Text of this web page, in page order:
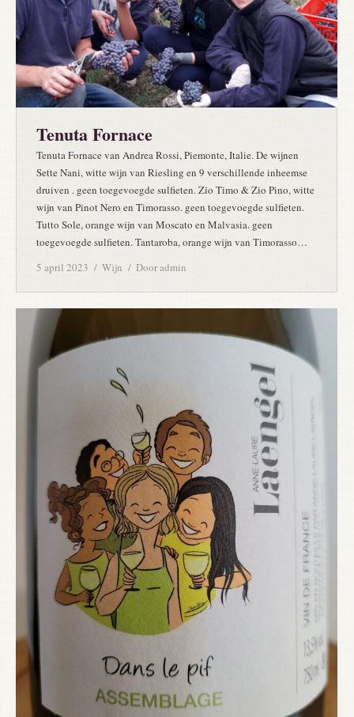
Tenuta Fornace
Tenuta Fornace van Andrea Rossi, Piemonte, Italie. De wijnen
Sette Nani, witte wijn van Riesling en 9 verschillende inheemse
druiven . geen toegevoegde sulfieten. Zio Timo & Zio Pino, witte
wijn van Pinot Nero en Timorasso. geen toegevoegde sulfieten.
Tutto Sole, orange wijn van Moscato en Malvasia. geen
toegevoegde sulfieten. Tantaroba, orange wijn van Timorasso…
5 april 2023
Wijn Dooradmin